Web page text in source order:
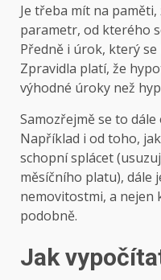
Je třeba mít na
parametr, od kterého
Předně i úrok, který
Zpravidla platí, že
výhodné úroky než
Samozřejmě se to
Například i od toho,
schopní splácet
měsíčního platu), dále
nemovitostmi, a nejen
podobně.
Jak